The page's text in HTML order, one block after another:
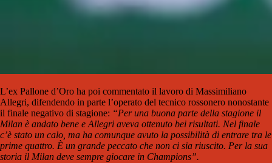
L’ex Pallone d’Oro ha poi commentato il lavoro di Massimiliano
Allegri, difendendo in parte l’operato del tecnico rossonero nonostante
il finale negativo di stagione: “Per una buona parte della stagione il
Milan è andato bene e Allegri aveva ottenuto bei risultati. Nel finale
c’è stato un calo, ma ha comunque avuto la possibilità di entrare tra le
prime quattro. È un grande peccato che non ci sia riuscito. Per la sua
storia il Milan deve sempre giocare in Champions”.